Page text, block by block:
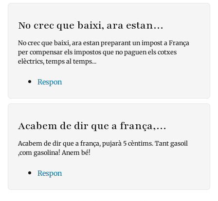
No crec que baixi, ara estan…
No crec que baixi, ara estan preparant un impost a França
per compensar els impostos que no paguen els cotxes
elèctrics, temps al temps...
Respon
Acabem de dir que a frança,…
Acabem de dir que a frança, pujarà 5 cèntims. Tant gasoil
,com gasolina! Anem bé!
Respon